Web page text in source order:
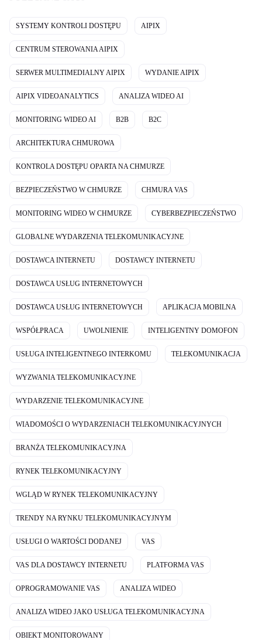
SYSTEMY KONTROLI DOSTĘPU AIPIX
CENTRUM STEROWANIA AIPIX
SERWER MULTIMEDIALNY AIPIX WYDANIE AIPIX
AIPIX VIDEOANALYTICS ANALIZA WIDEO AI
MONITORING WIDEO AI B2B B2C
ARCHITEKTURA CHMUROWA
KONTROLA DOSTĘPU OPARTA NA CHMURZE
BEZPIECZEŃSTWO W CHMURZE CHMURA VAS
MONITORING WIDEO W CHMURZE CYBERBEZPIECZEŃSTWO
GLOBALNE WYDARZENIA TELEKOMUNIKACYJNE
DOSTAWCA INTERNETU DOSTAWCY INTERNETU
DOSTAWCA USŁUG INTERNETOWYCH
DOSTAWCA USŁUG INTERNETOWYCH APLIKACJA MOBILNA
WSPÓŁPRACA UWOLNIENIE INTELIGENTNY DOMOFON
USŁUGA INTELIGENTNEGO INTERKOMU TELEKOMUNIKACJA
WYZWANIA TELEKOMUNIKACYJNE
WYDARZENIE TELEKOMUNIKACYJNE
WIADOMOŚCI O WYDARZENIACH TELEKOMUNIKACYJNYCH
BRANŻA TELEKOMUNIKACYJNA
RYNEK TELEKOMUNIKACYJNY
WGLĄD W RYNEK TELEKOMUNIKACYJNY
TRENDY NA RYNKU TELEKOMUNIKACYJNYM
USŁUGI O WARTOŚCI DODANEJ VAS
VAS DLA DOSTAWCY INTERNETU PLATFORMA VAS
OPROGRAMOWANIE VAS ANALIZA WIDEO
ANALIZA WIDEO JAKO USŁUGA TELEKOMUNIKACYJNA
OBIEKT MONITOROWANY